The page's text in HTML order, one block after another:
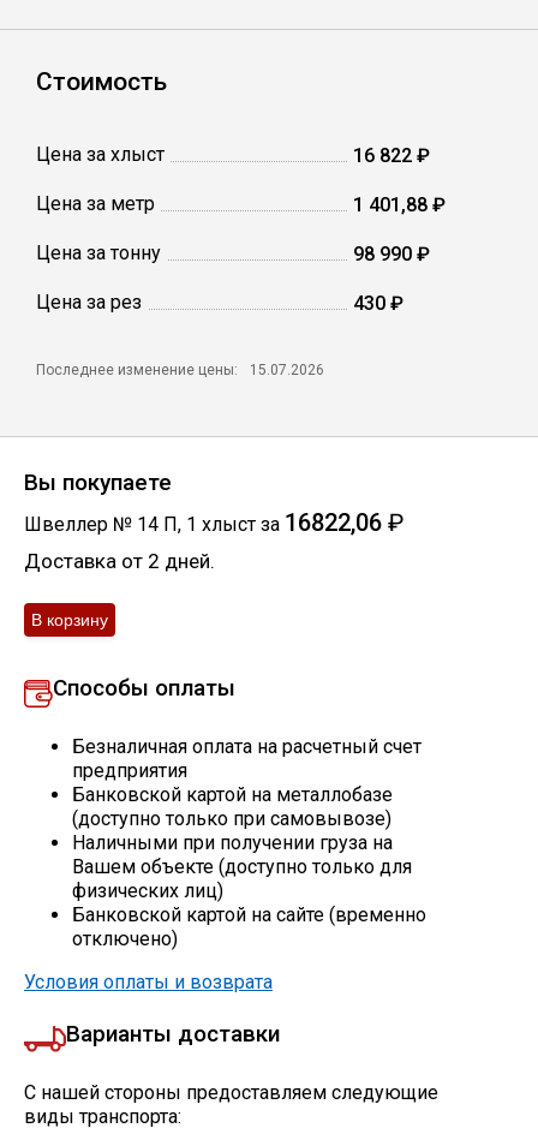
Столбы заборные
Сетка кладочная
Электроды
Проволока
Скобо-гибочные изделия
Остальное
Стоимость
Цена за хлыст 16 822 ₽
Цена за метр 1 401,88 ₽
Цена за тонну 98 990 ₽
Цена за рез 430 ₽
Последнее изменение цены: 15.07.2026
Вы покупаете
Швеллер № 14 П, 1 хлыст за 16822,06 ₽
Доставка от 2 дней.
Способы оплаты
Безналичная оплата на расчетный счет
предприятия
Банковской картой на металлобазе
(доступно только при самовывозе)
Наличными при получении груза на
Вашем объекте (доступно только для
физических лиц)
Банковской картой на сайте (временно
отключено)
Условия оплаты и возврата
Варианты доставки
С нашей стороны предоставляем следующие
виды транспорта: